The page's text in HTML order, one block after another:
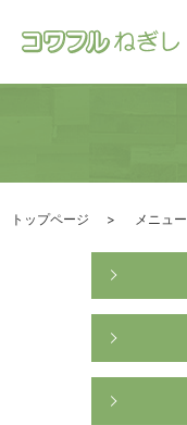
トップページ メニュー